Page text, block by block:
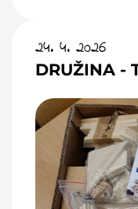
24. 4. 2026
DRUŽINA -